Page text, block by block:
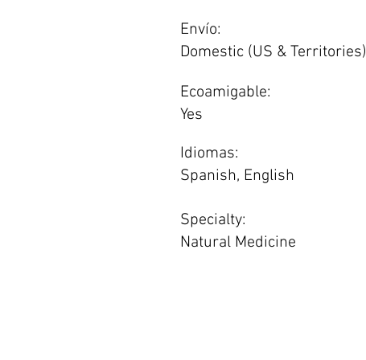
Envío:
Domestic (US & Territories)
Ecoamigable:
Yes
Idiomas:
Spanish, English
Specialty:
Natural Medicine